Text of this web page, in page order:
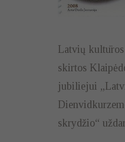
Latvių kultūros
skirtos
jubiliejui
skrydžio“